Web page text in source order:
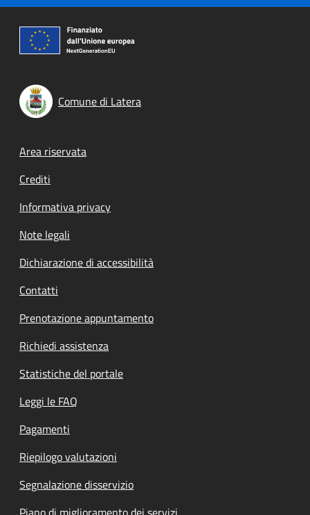
Comune di Latera
Footer menu
Area riservata
Crediti
Informativa privacy
Note legali
Dichiarazione di accessibilità
Contatti
Prenotazione appuntamento
Richiedi assistenza
Statistiche del portale
Leggi le FAQ
Pagamenti
Riepilogo valutazioni
Segnalazione disservizio